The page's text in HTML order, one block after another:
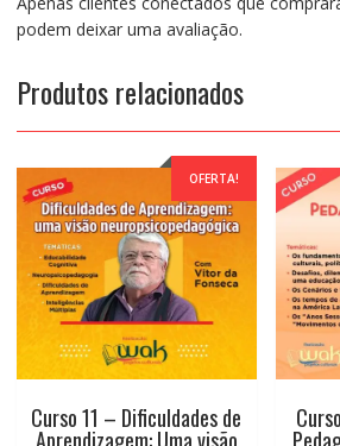
podem deixar uma avaliação.
Produtos relacionados
OFERTA!
Curso 11 – Dificuldades de
Aprendizagem: Uma visão